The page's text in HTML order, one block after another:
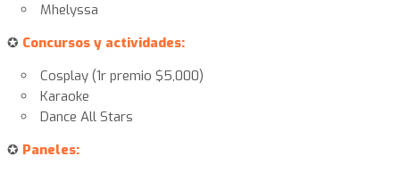
Mhelyssa
✪ Concursos y actividades:
Cosplay (1r premio $5,000)
Karaoke
Dance All Stars
✪ Paneles: